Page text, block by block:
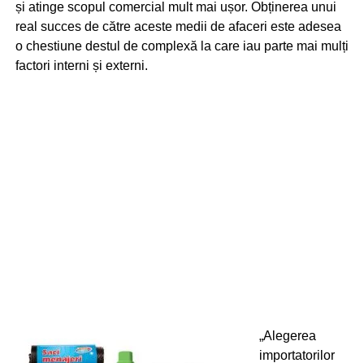
și atinge scopul comercial mult mai ușor. Obținerea unui
real succes de către aceste medii de afaceri este adesea
o chestiune destul de complexă la care iau parte mai mulți
factori interni și externi.
„Alegerea
importatorilor